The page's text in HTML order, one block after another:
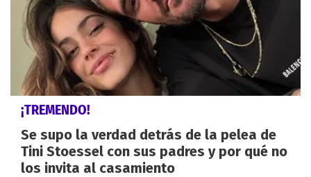
¡TREMENDO!
Se supo la verdad detrás de la pelea de
Tini Stoessel con sus padres y por qué no
los invita al casamiento